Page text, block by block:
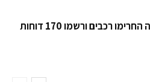
שוטרי נתניה החרימו רכבים ורשמו 170 דוחות